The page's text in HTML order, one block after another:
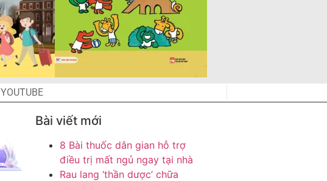
YOUTUBE
Bài viết mới
8 Bài thuốc dân gian hỗ trợ
điều trị mất ngủ ngay tại nhà
Rau lang ‘thần dược’ chữa